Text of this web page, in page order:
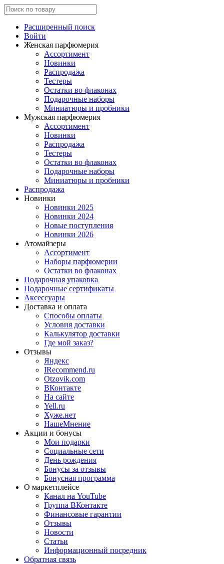
Расширенный поиск
Войти
Женская парфюмерия
Ассортимент
Новинки
Распродажа
Тестеры
Остатки во флаконах
Подарочные наборы
Миниатюры и пробники
Мужская парфюмерия
Ассортимент
Новинки
Распродажа
Тестеры
Остатки во флаконах
Подарочные наборы
Миниатюры и пробники
Распродажа
Новинки
Новинки 2025
Новинки 2024
Новые поступления
Новинки 2026
Атомайзеры
Ассортимент
Наборы парфюмерии
Остатки во флаконах
Подарочная упаковка
Подарочные сертификаты
Аксессуары
Доставка и оплата
Способы оплаты
Условия доставки
Калькулятор доставки
Где мой заказ?
Отзывы
Яндекс
IRecommend.ru
Otzovik.com
ВКонтакте
На сайте
Yell.ru
Хуже.нет
НашеМнение
Акции и бонусы
Мои подарки
Социальные сети
День рождения
Бонусы за отзывы
Бонусная программа
О маркетплейсе
Канал на YouTube
Группа ВКонтакте
Финансовые гарантии
Отзывы
Новости
Статьи
Информационный посредник
Обратная связь